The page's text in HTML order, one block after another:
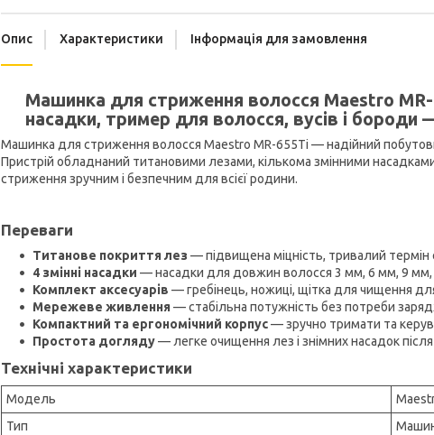
Опис Характеристики Інформація для замовлення
Машинка для стриження волосся Maestro
насадки, тример для волосся, вусів і бороди
Машинка для стриження волосся Maestro MR-655Ti — надійний
Пристрій обладнаний титановими лезами, кількома змінними
стриження зручним і безпечним для всієї родини.
Переваги
Титанове покриття лез — підвищена міцність, тривалий термін
4 змінні насадки — насадки для довжин волосся 3 мм, 6 мм, 9 мм,
Комплект аксесуарів — гребінець, ножиці, щітка для чищення
Мережеве живлення — стабільна потужність без потреби
Компактний та ергономічний корпус— зручно тримати та
Простота догляду— легке очищення лез і знімних насадок
Технічні характеристики
Модель
Тип